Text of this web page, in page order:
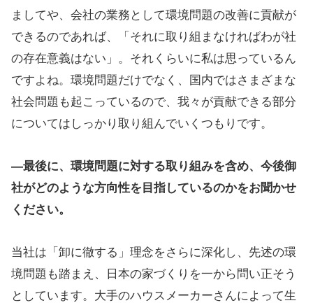
ましてや、会社の業務として環境問題の改善に貢献が
できるのであれば、「それに取り組まなければわが社
の存在意義はない」。それくらいに私は思っているん
ですよね。環境問題だけでなく、国内ではさまざまな
社会問題も起こっているので、我々が貢献できる部分
についてはしっかり取り組んでいくつもりです。
―最後に、環境問題に対する取り組みを含め、今後御
社がどのような方向性を目指しているのかをお聞かせ
ください。
当社は「卸に徹する」理念をさらに深化し、先述の環
境問題も踏まえ、日本の家づくりを一から問い正そう
としています。大手のハウスメーカーさんによって生